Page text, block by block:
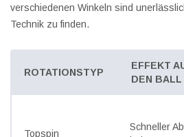
verschiedenen Winkeln sind
Technik zu finden.
ROTATIONSTYP
EFFEKT
DEN BALL
Topspin
Schneller